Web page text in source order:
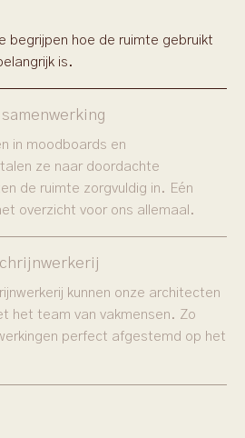
begrijpen hoe de ruimte gebruikt
is.
in moodboards en
ze naar doordachte
de ruimte zorgvuldig in. Eén
overzicht voor ons allemaal.
kunnen onze architecten
het team van vakmensen. Zo
perfect afgestemd op het